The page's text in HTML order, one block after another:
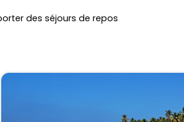
des séjours de repos